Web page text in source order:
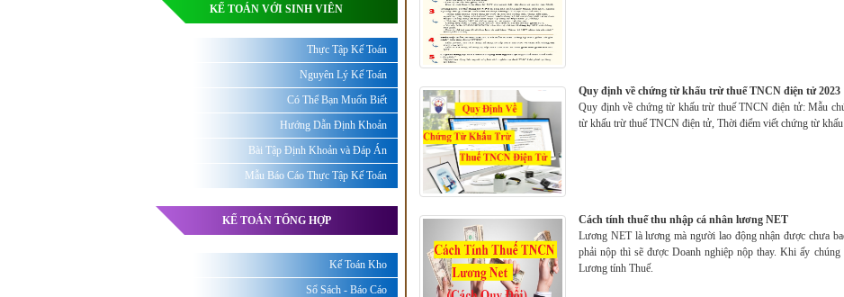
Quy định về chứng từ khấu trừ thuế TNCN điện tử 2023
Quy định về chứng từ khấu trừ thuế TNCN điện tử: Mẫu
từ khấu trừ thuế TNCN điện tử, Thời điểm viết chứng từ
Cách tính thuế thu nhập cá nhân lương NET
Lương NET là lương mà người lao động nhận được chưa
phải nộp thì sẽ được Doanh nghiệp nộp thay. Khi ấy
Lương tính Thuế.
KẾ TOÁN VỚI SINH VIÊN
Thực Tập Kế Toán
Nguyên Lý Kế Toán
Có Thể Bạn Muốn Biết
Hướng Dẫn Định Khoản
Bài Tập Định Khoản và Đáp Án
Mẫu Báo Cáo Thực Tập Kế Toán
KẾ TOÁN TỔNG HỢP
Kế Toán Kho
Sổ Sách - Báo Cáo